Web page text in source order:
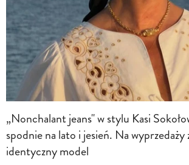
„Nonchalant jeans" w stylu Kasi
spodnie na lato i jesień. Na wyprzedaży
identyczny model